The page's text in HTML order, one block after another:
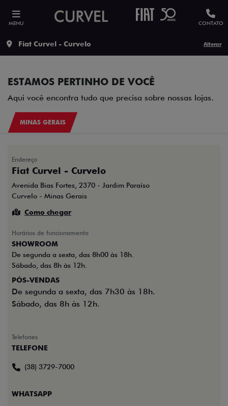
MENU CONTATO
Fiat Curvel - Curvelo Alterar
ESTAMOS PERTINHO DE VOCÊ
Aqui você encontra tudo que precisa sobre nossas lojas.
MINAS GERAIS
Endereço
Fiat Curvel - Curvelo
Avenida Bias Fortes, 2370 - Jardim Paraíso
Curvelo - Minas Gerais
Como chegar
Horários de funcionamento
SHOWROOM
De segunda a sexta, das 8h00 às 18h.
Sábado, das 8h às 12h.
PÓS-VENDAS
De segunda a sexta, das 7h30 às 18h.
Sábado, das 8h às 12h.
Telefones
TELEFONE
(38) 3729-7000
WHATSAPP